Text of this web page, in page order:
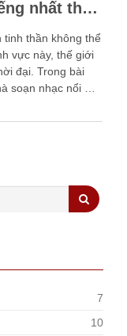
Top 5 nhà soạn nhạc nổi tiếng nhất thế giới
tinh thần không thể
vực này, thế giới
đại. Trong bài
soạn nhạc nổi …
7
10